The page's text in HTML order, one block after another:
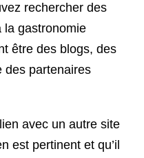
rechercher des
la gastronomie
être des blogs, des
des partenaires
avec un autre site
est pertinent et qu’il